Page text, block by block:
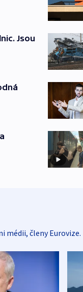
Jsou
médii, členy Eurovize.